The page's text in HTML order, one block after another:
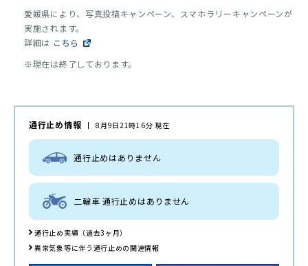
愛媛県により、写真投稿キャンペーン、スマホラリーキャンペーンが
実施されます。
詳細は こちら
※現在は終了しております。
通行止め情報 8月9日21時16分 現在
通行止めはありません
二輪車 通行止めはありません
通行止め実績（過去3ヶ月）
異常気象等に伴う通行止めの関連情報